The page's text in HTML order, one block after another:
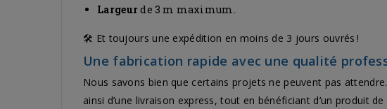
Largeurde 3 m maximum.
🛠️ Et toujours une expédition en moins de 3 jours ouvrés !
Une fabrication rapide avec une qualité
Nous savons bien que certains projets ne peuvent pas
ainsi d’une livraison express, tout en bénéficiant d’un produit